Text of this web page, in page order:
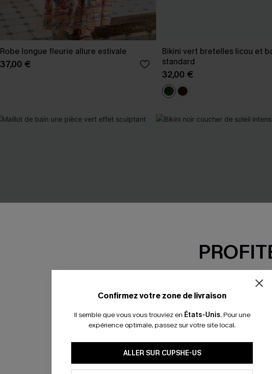
Robe longue fleurie allure estivale
37,00 €
Bikini vert bretelles licou et
standard
32,00 €
Maillot de bain une pièce vert effet
Bikini noir coucher de soleil
Confirmez votre zone de livraison
Il semble que vous vous trouviez en États-Unis. Pour une
expérience optimale, passez sur votre site local.
ALLER SUR CUPSHE-US
-15% dès 2
*Un code par
En soumettant votre adresse
mails marketing (y compris
reconnaissez avoir pris
pouvons utiliser les données